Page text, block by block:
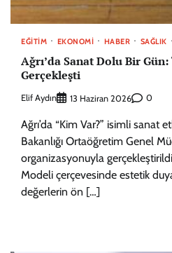
EĞITIM EKONOMI HABER SAĞLIK
Ağrı’da Sanat Dolu Bir
Gerçekleşti
Elif Aydın 13 Haziran 2026 0
Ağrı’da “Kim Var?” isimli sanat
Bakanlığı Ortaöğretim Genel
organizasyonuyla
Modeli çerçevesinde estetik
değerlerin ön […]